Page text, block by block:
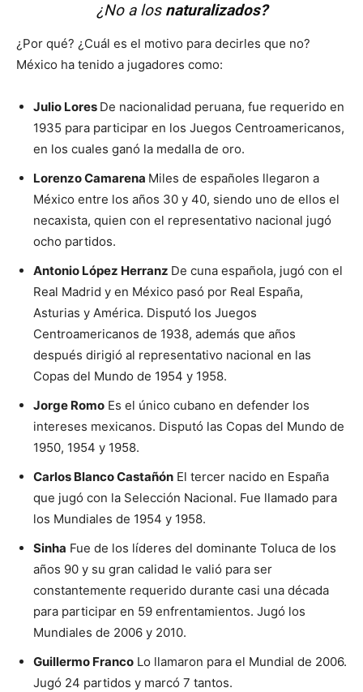
¿No a los naturalizados?
¿Por qué? ¿Cuál es el motivo para decirles que no?
México ha tenido a jugadores como:
Julio Lores De nacionalidad peruana, fue requerido en
1935 para participar en los Juegos Centroamericanos,
en los cuales ganó la medalla de oro.
Lorenzo Camarena Miles de españoles llegaron a
México entre los años 30 y 40, siendo uno de ellos el
necaxista, quien con el representativo nacional jugó
ocho partidos.
Antonio López Herranz De cuna española, jugó con el
Real Madrid y en México pasó por Real España,
Asturias y América. Disputó los Juegos
Centroamericanos de 1938, además que años
después dirigió al representativo nacional en las
Copas del Mundo de 1954 y 1958.
Jorge Romo Es el único cubano en defender los
intereses mexicanos. Disputó las Copas del Mundo de
1950, 1954 y 1958.
Carlos Blanco Castañón El tercer nacido en España
que jugó con la Selección Nacional. Fue llamado para
los Mundiales de 1954 y 1958.
Sinha Fue de los líderes del dominante Toluca de los
años 90 y su gran calidad le valió para ser
constantemente requerido durante casi una década
para participar en 59 enfrentamientos. Jugó los
Mundiales de 2006 y 2010.
Guillermo Franco Lo llamaron para el Mundial de 2006.
Jugó 24 partidos y marcó 7 tantos.